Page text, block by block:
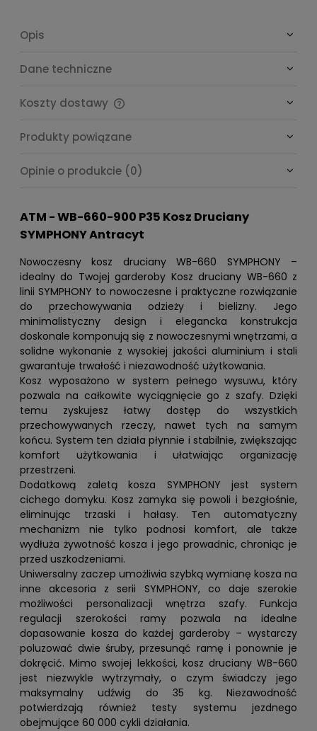
Opis
Dane techniczne
Koszty dostawy
Produkty powiązane
Opinie o produkcie (0)
ATM - WB-660-900 P35 Kosz Druciany
SYMPHONY Antracyt
Nowoczesny kosz druciany WB-660 SYMPHONY –
idealny do Twojej garderoby Kosz druciany WB-660 z
linii SYMPHONY to nowoczesne i praktyczne rozwiązanie
do przechowywania odzieży i bielizny. Jego
minimalistyczny design i elegancka konstrukcja
doskonale komponują się z nowoczesnymi wnętrzami, a
solidne wykonanie z wysokiej jakości aluminium i stali
gwarantuje trwałość i niezawodność użytkowania.
Kosz wyposażono w system pełnego wysuwu, który
pozwala na całkowite wyciągnięcie go z szafy. Dzięki
temu zyskujesz łatwy dostęp do wszystkich
przechowywanych rzeczy, nawet tych na samym
końcu. System ten działa płynnie i stabilnie, zwiększając
komfort użytkowania i ułatwiając organizację
przestrzeni.
Dodatkową zaletą kosza SYMPHONY jest system
cichego domyku. Kosz zamyka się powoli i bezgłośnie,
eliminując trzaski i hałasy. Ten automatyczny
mechanizm nie tylko podnosi komfort, ale także
wydłuża żywotność kosza i jego prowadnic, chroniąc je
przed uszkodzeniami.
Uniwersalny zaczep umożliwia szybką wymianę kosza na
inne akcesoria z serii SYMPHONY, co daje szerokie
możliwości personalizacji wnętrza szafy. Funkcja
regulacji szerokości ramy pozwala na idealne
dopasowanie kosza do każdej garderoby – wystarczy
poluzować dwie śruby, przesunąć ramę i ponownie je
dokręcić. Mimo swojej lekkości, kosz druciany WB-660
jest niezwykle wytrzymały, o czym świadczy jego
maksymalny udźwig do 35 kg. Niezawodność
potwierdzają również testy systemu jezdnego
obejmujące 60 000 cykli działania.